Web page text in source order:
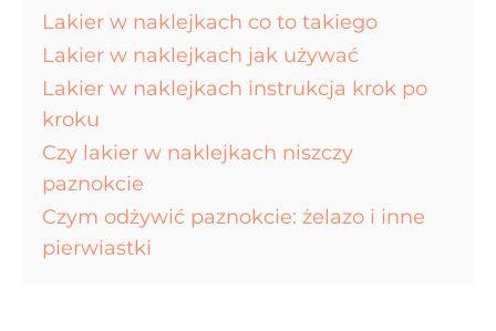
Lakier w naklejkach co to takiego
Lakier w naklejkach jak używać
Lakier w naklejkach instrukcja krok po
kroku
Czy lakier w naklejkach niszczy
paznokcie
Czym odżywić paznokcie: żelazo i inne
pierwiastki